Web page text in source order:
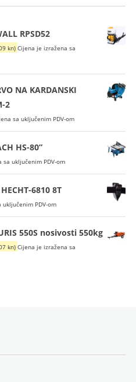
RPSD52
kn) Trenutna
je:
€249.00
Cijena je izražena sa
NA KARDANSKI
2
sa uključenim PDV-om
HS-80”
sa uključenim PDV-om
6810 8T
PDV-om
550S nosivosti 550kg
kn) Trenutna
Cijena je izražena sa